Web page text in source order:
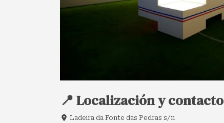
📍 Localización y contacto
Ladeira da Fonte das Pedras s/n